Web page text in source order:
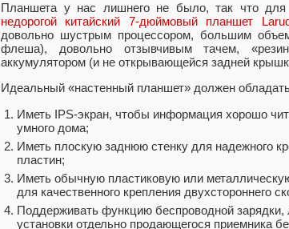
Планшета у нас лишнего не было, так что для
недорогой китайский 7-дюймовый планшет
довольно шустрым процессором, большим
флеша), довольно отзывчивым тачем,
аккумулятором (и не открывающейся задней
Идеальный «настенный планшет» должен
Иметь IPS-экран, чтобы информация хорошо
умного дома;
Иметь плоскую заднюю стенку для надежного
пластин;
Иметь обычную пластиковую или
для качественного крепления двухстороннего
Поддерживать функцию беспроводной
установки отдельно продающегося приемника